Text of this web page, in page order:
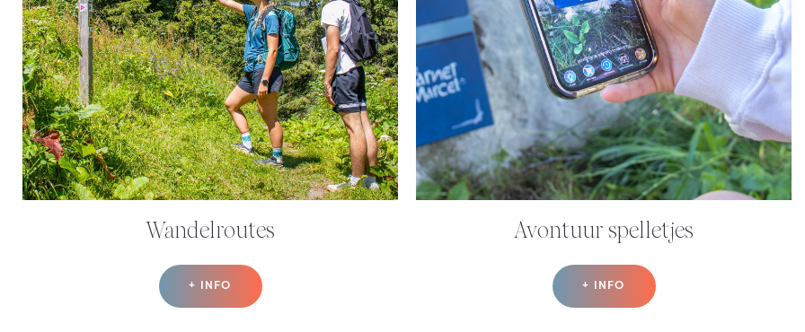
Wandelroutes
+ INFO
Avontuur spelletjes
+ INFO